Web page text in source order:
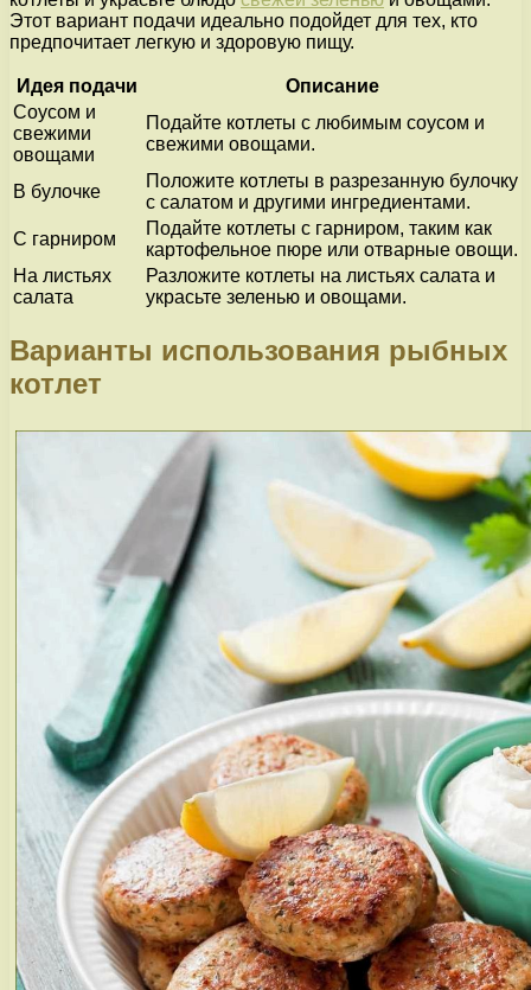
Этот вариант подачи идеально подойдет для тех, кто
предпочитает легкую и здоровую пищу.
Идея подачи
Описание
Соусом и
свежими
овощами
Подайте котлеты с любимым соусом и
свежими овощами.
В булочке
Положите котлеты в разрезанную булочку
с салатом и другими ингредиентами.
С гарниром
Подайте котлеты с гарниром, таким как
картофельное пюре или отварные овощи.
На листьях
салата
Разложите котлеты на листьях салата и
украсьте зеленью и овощами.
Варианты использования рыбных
котлет